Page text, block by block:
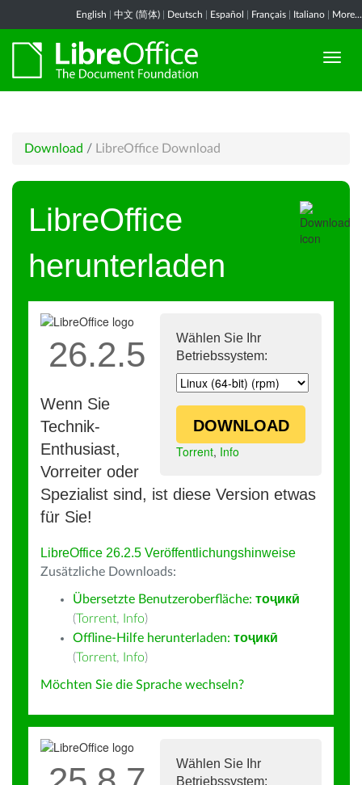
English 中文 (简体) Deutsch Español Français Italiano More...
Download / LibreOffice Download
LibreOffice
herunterladen
Wählen Sie Ihr
Betriebssystem:
DOWNLOAD
Torrent, Info
26.2.5
Wenn Sie
Technik-
Enthusiast,
Vorreiter oder
Spezialist sind, ist diese Version etwas
für Sie!
LibreOffice 26.2.5 Veröffentlichungshinweise
Zusätzliche Downloads:
Übersetzte Benutzeroberfläche: тоҷикӣ
(Torrent, Info)
Offline-Hilfe herunterladen: тоҷикӣ
(Torrent, Info)
Möchten Sie die Sprache wechseln?
Wählen Sie Ihr
Betriebssystem: